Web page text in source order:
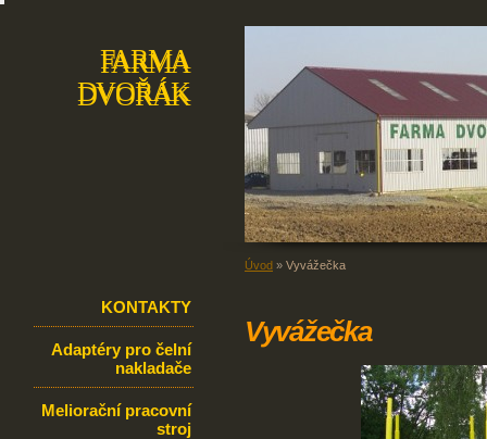
FARMA
DVOŘÁK
FARMA
DVOŘÁK
KONTAKTY
Adaptéry pro čelní
nakladače
Meliorační pracovní
stroj
Úvod » Vyvážečka
Vyvážečka